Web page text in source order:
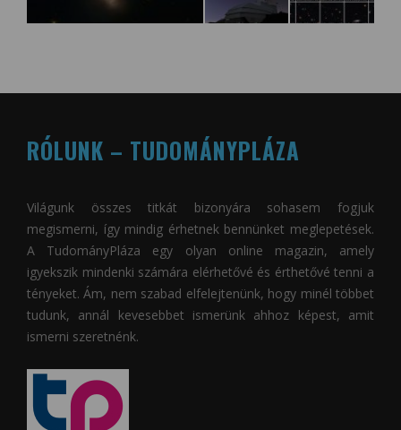
RÓLUNK – TUDOMÁNYPLÁZA
Világunk összes titkát bizonyára sohasem fogjuk
megismerni, így mindig érhetnek bennünket meglepetések.
A TudományPláza egy olyan online magazin, amely
igyekszik mindenki számára elérhetővé és érthetővé tenni a
tényeket. Ám, nem szabad elfelejtenünk, hogy minél többet
tudunk, annál kevesebbet ismerünk ahhoz képest, amit
ismerni szeretnénk.